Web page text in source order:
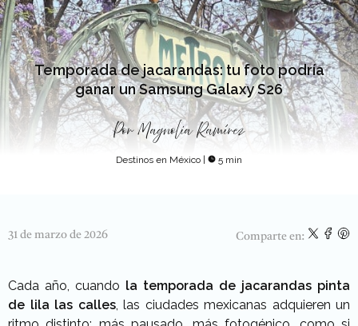
Temporada de jacarandas: tu foto podría
ganar un Samsung Galaxy S26
Por Magnolia Ramírez
Destinos en México | 5 min
31 de marzo de 2026 Comparte en:
Cada año, cuando la temporada de jacarandas pinta
de lila las calles, las ciudades mexicanas adquieren un